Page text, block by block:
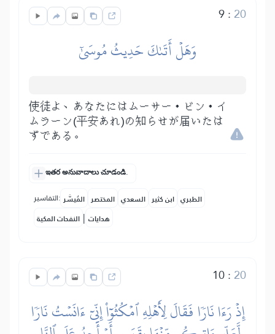
9: 20
وَهَلۡ أَتَىٰكَ حَدِيثُ مُوسَىٰٓ
使徒よ、あなたにはムーサー・ビン・イ
ムラーン(平安あれ)の知らせが届いたは
ずである。
ఇతర అనువాదాలు చూడండి.
التفاسير: المُيسَّر المختصر السعدي ابن كثير الطبري
النفحات المكية | هدايات
10: 20
إِذۡ رَءَا نَارٗا فَقَالَ لِأَهۡلِهِ ٱمۡكُثُوٓاْ إِنِّيٓ ءَانَسۡتُ نَارٗا